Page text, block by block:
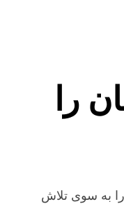
را
را به سوی تلاش